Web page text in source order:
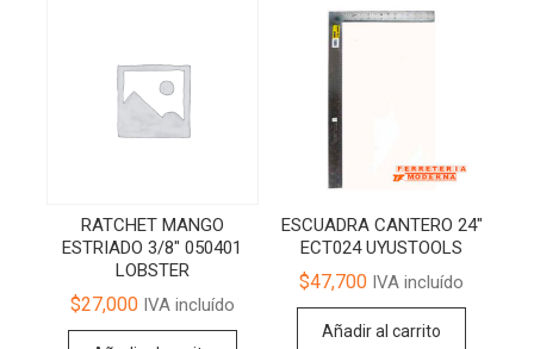
RATCHET MANGO
ESTRIADO 3/8″ 050401
LOBSTER
$27,000IVA incluído
ESCUADRA CANTERO 24″
ECT024 UYUSTOOLS
$47,700 IVA incluído
Añadir al carrito